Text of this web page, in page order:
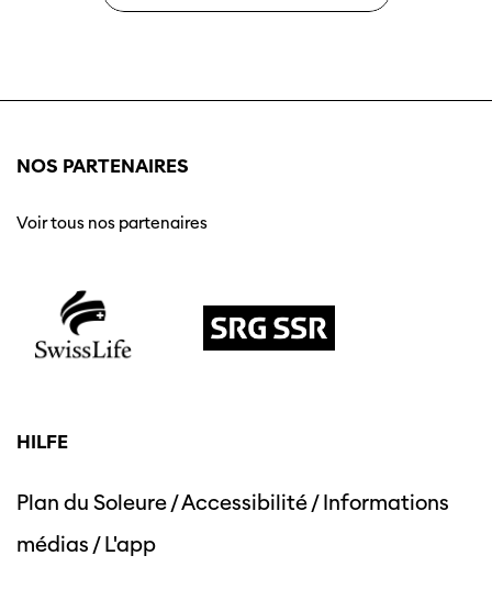
NOS PARTENAIRES
Voir tous nos partenaires
HILFE
Plan du Soleure/Accessibilité/Informations
médias /L'app